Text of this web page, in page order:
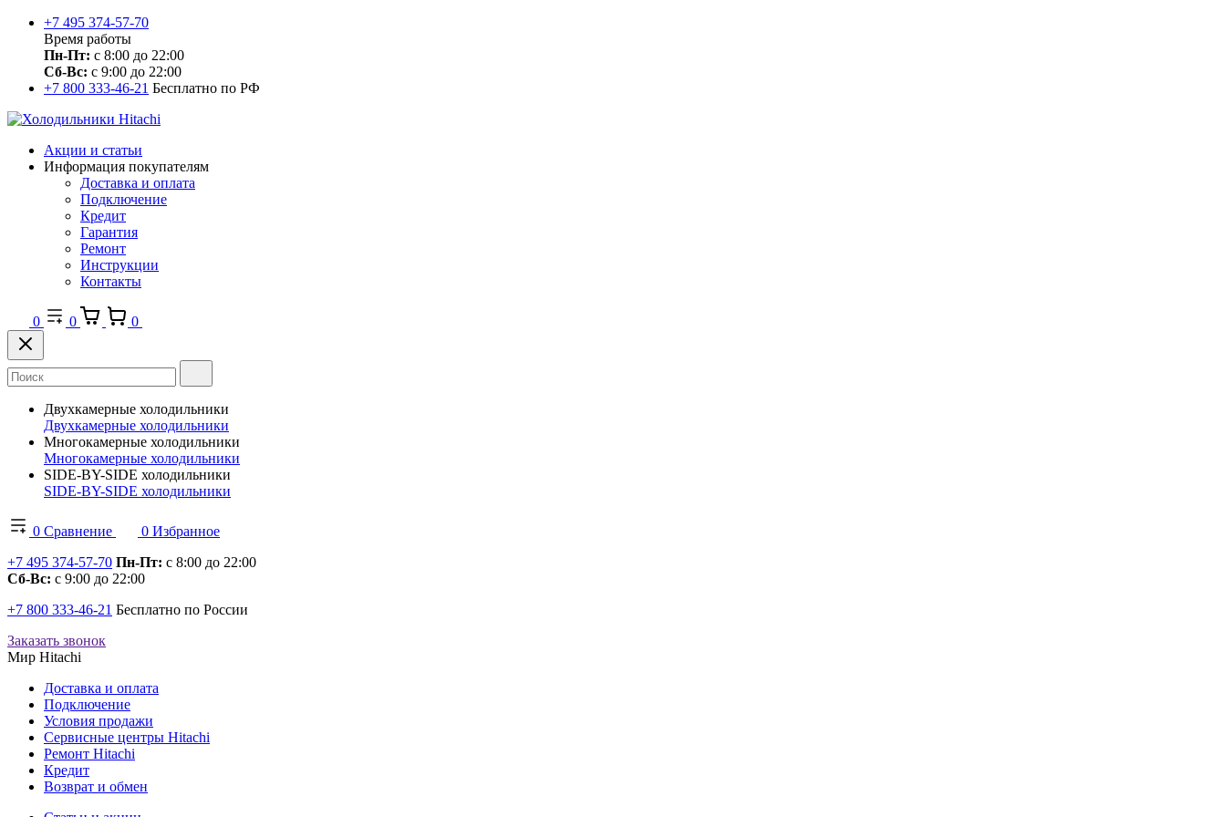
+7 495 374-57-70
Время работы
Пн-Пт: с 8:00 до 22:00
Сб-Вс: с 9:00 до 22:00
+7 800 333-46-21 Бесплатно по РФ
Акции и статьи
Информация покупателям
Доставка и оплата
Подключение
Кредит
Гарантия
Ремонт
Инструкции
Контакты
0 0 0
Двухкамерные холодильники
Двухкамерные холодильники
Многокамерные холодильники
Многокамерные холодильники
SIDE-BY-SIDE холодильники
SIDE-BY-SIDE холодильники
0 Сравнение 0 Избранное
+7 495 374-57-70 Пн-Пт: с 8:00 до 22:00
Сб-Вс: с 9:00 до 22:00
+7 800 333-46-21 Бесплатно по России
Заказать звонок
Мир Hitachi
Доставка и оплата
Подключение
Условия продажи
Сервисные центры Hitachi
Ремонт Hitachi
Кредит
Возврат и обмен